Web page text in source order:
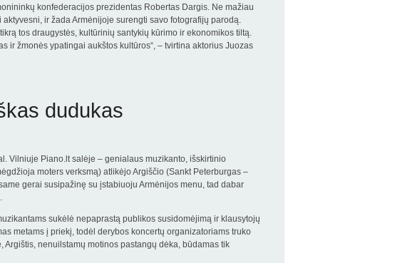
konfederacijos prezidentas Robertas Dargis. Ne mažiau
ir žada Armėnijoje surengti savo fotografijų parodą.
tos draugystės, kultūrinių santykių kūrimo ir ekonomikos tiltą.
ir žmonės ypatingai aukštos kultūros“, – tvirtina aktorius Juozas
dudukas
Vilniuje Piano. lt salėje – genialaus muzikanto, išskirtinio
moters verksmą) atlikėjo Argiščio (Sankt Peterburgas –
gerai susipažinę su įstabiuoju Armėnijos menu, tad dabar
sukėlė nepaprastą publikos susidomėjimą ir klausytojų
metams į priekį, todėl derybos koncertų organizatoriams truko
nenuilstamų motinos pastangų dėka, būdamas tik